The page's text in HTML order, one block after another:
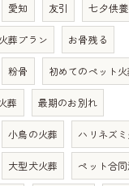
愛知 友引 七夕供養
火葬プラン お骨残る
粉骨 初めてのペット火
葬 最期のお別れ
小鳥の火葬 ハリネズ
大型犬火葬 ペット合